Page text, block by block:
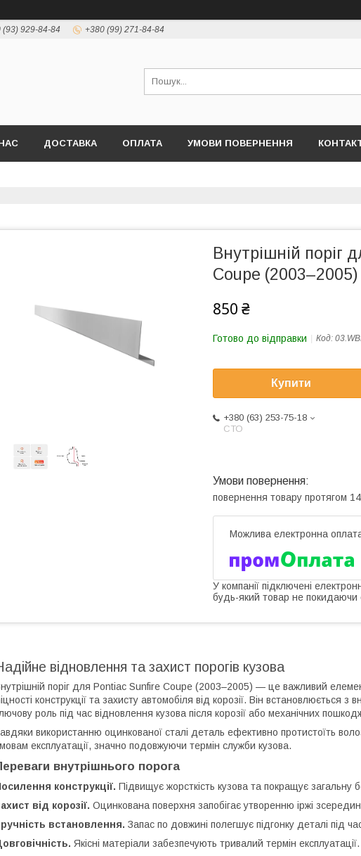
(93) 929-84-84 +380 (99) 271-84-84
ДОСТАВКА ОПЛАТА УМОВИ ПОВЕРНЕННЯ
Внутрішній поріг
Coupe (2003–2005)
850 ₴
Готово до відправки Код:
Купити
+380 (63) 253-75-18
СТО
повернення товару протягом
У компанії підключені
будь-який товар не покидаючи
відновлення та захист порогів кузова
поріг для Pontiac Sunfire Coupe (2003–2005) — це важливий
конструкції та захисту автомобіля від корозії. Він встановлюється з
роль під час відновлення кузова після корозії або механічних
використанню оцинкованої сталі деталь ефективно протистоїть
експлуатації, значно подовжуючи термін служби кузова.
внутрішнього порога
конструкції. Підвищує жорсткість кузова та покращує загальну
від корозії. Оцинкована поверхня запобігає утворенню іржі
встановлення. Запас по довжині полегшує підгонку деталі під
Якісні матеріали забезпечують тривалий термін експлуатації.